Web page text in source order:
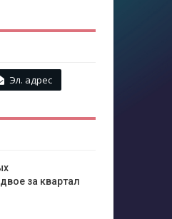
Эл. адрес
за квартал